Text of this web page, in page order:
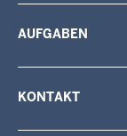
AUFGABEN
KONTAKT